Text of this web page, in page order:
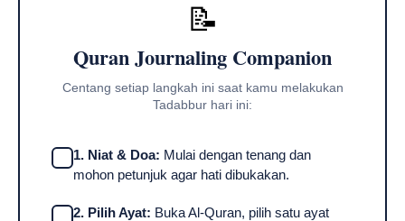
📝
Quran Journaling Companion
Centang setiap langkah ini saat kamu melakukan
Tadabbur hari ini:
1. Niat & Doa: Mulai dengan tenang dan
mohon petunjuk agar hati dibukakan.
2. Pilih Ayat: Buka Al-Quran, pilih satu ayat